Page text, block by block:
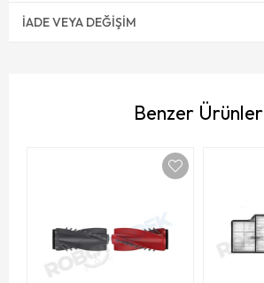
İADE VEYA DEĞIŞIM
Benzer Ürünler